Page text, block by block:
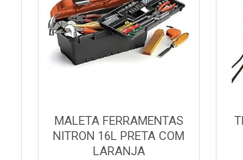
MALETA FERRAMENTAS
NITRON 16L PRETA COM
LARANJA